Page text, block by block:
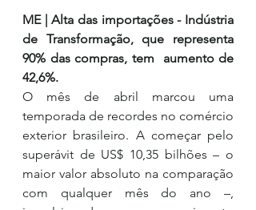
ME | Alta das importações - Indústria
de Transformação, que representa
90% das compras, tem  aumento de
42,6%.
O mês de abril marcou uma
temporada de recordes no comércio
exterior brasileiro. A começar pelo
superávit de US$ 10,35 bilhões – o
maior valor absoluto na comparação
com qualquer mês do ano –,